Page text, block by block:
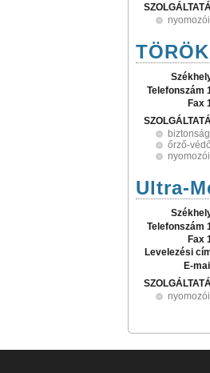
Telefonszám
Fax
őrző-
Ultra-
Telefonszám
Fax
Levelezési
E-